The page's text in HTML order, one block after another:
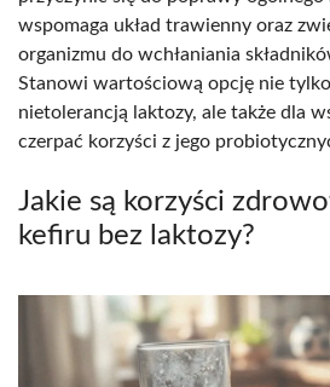
wspomaga układ trawienny oraz
organizmu do wchłaniania
Stanowi wartościową opcję nie
nietolerancją laktozy, ale także dla
czerpać korzyści z jego
Jakie są korzyści
kefiru bez laktozy?